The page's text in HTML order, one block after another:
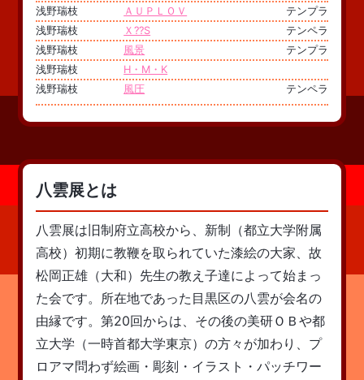
浅野瑞枝
ＡＵＰＬＯＶ
テンプラ
浅野瑞枝
Ｘ??S
テンペラ
浅野瑞枝
風景
テンプラ
浅野瑞枝
H・M・K
浅野瑞枝
風圧 テンペラ
八雲展とは
八雲展は旧制府立高校から、新制（都立大学附属
高校）初期に教鞭を取られていた漆絵の大家、故
松岡正雄（大和）先生の教え子達によって始まっ
た会です。所在地であった目黒区の八雲が会名の
由縁です。第20回からは、その後の美研ＯＢや都
立大学（一時首都大学東京）の方々が加わり、プ
ロアマ問わず絵画・彫刻・イラスト・パッチワー